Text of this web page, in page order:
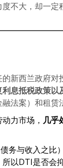
不大，却一定
新西兰政府
利息抵税政策以
融法案）和租
力市场， 几乎
务与收入之比
所以DTI是否会